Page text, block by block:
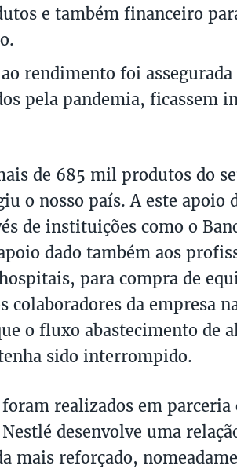
e também financeiro
rendimento foi assegurada
pela pandemia, ficassem
de 685 mil produtos do
o nosso país. A este apoio
de instituições como o
dado também aos
para compra de
colaboradores da empresa
o fluxo abastecimento de
sido interrompido.
realizados em parceria
desenvolve uma
mais reforçado,